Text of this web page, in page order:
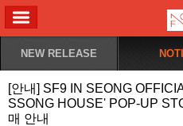
NEW RELEASE
[안내] SF9 IN SEONG
SSONG HOUSE' POP-UP
매 안내